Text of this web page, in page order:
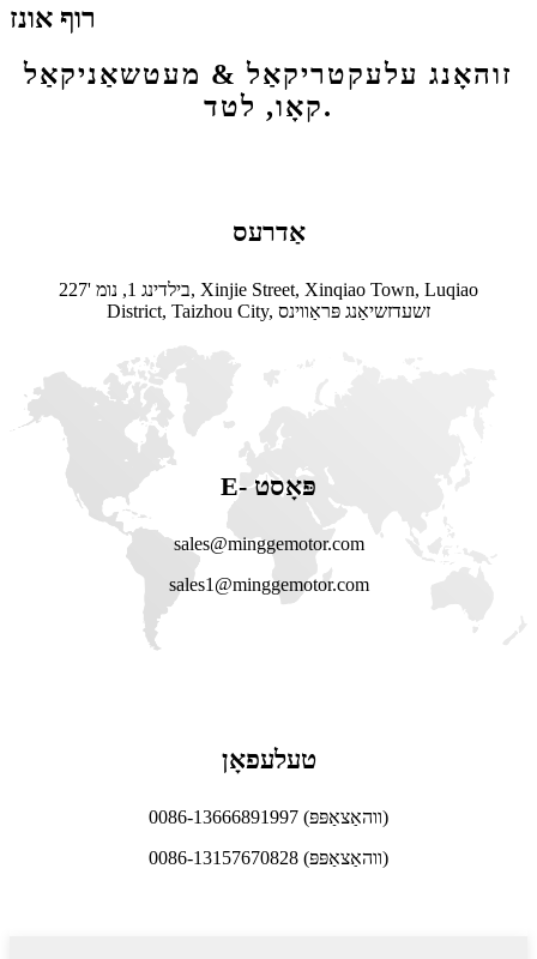
רוף אונז
זוהאָנג עלעקטריקאַל & מעטשאַניקאַל
קאָו, לטד.
אַדרעס
בילדינג 1, נומ '227, Xinjie Street, Xinqiao Town, Luqiao
District, Taizhou City, זשעדזשיאַנג פּראַווינס
E- פּאָסט
sales@minggemotor.com
​sales1@minggemotor.com
טעלעפאָן
0086-13666891997 (ווהאַצאַפּפּ)
0086-13157670828 (ווהאַצאַפּפּ)